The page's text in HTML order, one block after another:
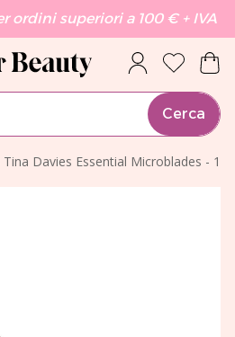
ordini superiori a 100 € + IVA
Cerca
Davies Essential Microblades - 16